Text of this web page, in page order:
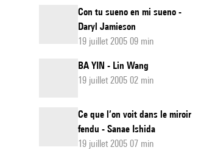
Con tu sueno en mi sueno -
Daryl Jamieson
19 juillet 2005 09 min
BA YIN - Lin Wang
19 juillet 2005 02 min
Ce que l’on voit dans le miroir
fendu - Sanae Ishida
19 juillet 2005 07 min